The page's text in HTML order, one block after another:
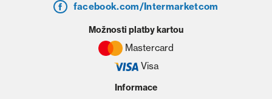
facebook.com/Intermarketcom
Informace
Možnosti platby kartou
Mastercard
Visa